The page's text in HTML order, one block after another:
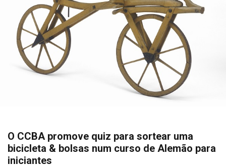
O CCBA promove quiz para sortear uma
bicicleta & bolsas num curso de Alemão para
iniciantes